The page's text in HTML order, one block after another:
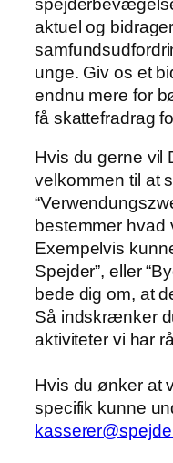
aktuel og
unge. Giv os et
endnu mere for
få skattefradrag
Hvis du gerne vil
velkommen til at
bestemmer hvad
Exempelvis
Spejder”, eller
bede dig om, at
Så indskrænker
aktiviteter vi har
Hvis du ønker at
specifik kunne